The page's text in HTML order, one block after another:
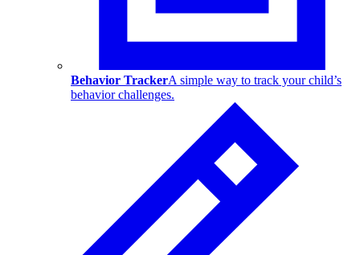
Behavior TrackerA simple way to track your child’s
behavior challenges.